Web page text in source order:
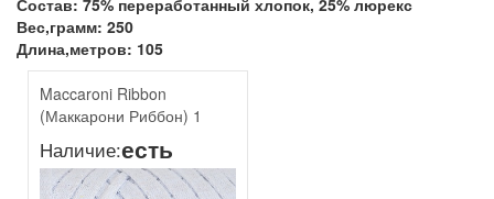
Состав: 75% переработанный хлопок, 25% люрекс
Вес,грамм: 250
Длина,метров: 105
Maccaroni Ribbon
(Маккарони Риббон) 1
Наличие:есть